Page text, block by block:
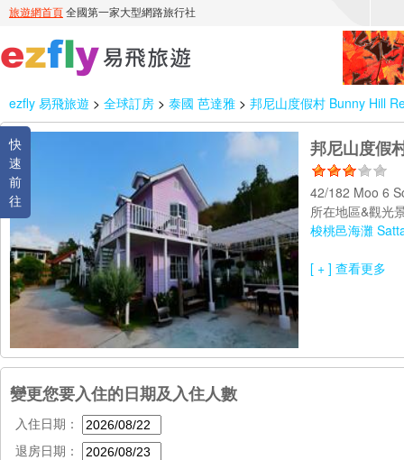
ezfly 易飛旅遊 > 全球訂房 > 泰國 芭達雅 > 邦尼山度假村 Bunny Hill
快
速
前
往
邦尼山度假
42/182 Moo 6
所在地區&觀光
梭桃邑海灘
[ + ] 查看更多
變更您要入住的日期及入住人數
入住日期：
退房日期：